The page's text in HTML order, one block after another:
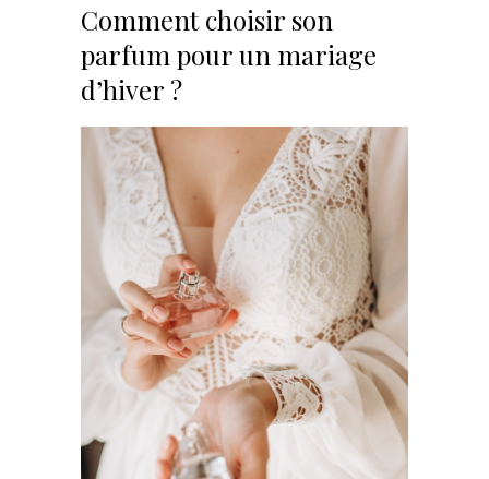
Comment choisir son
parfum pour un mariage
d’hiver ?